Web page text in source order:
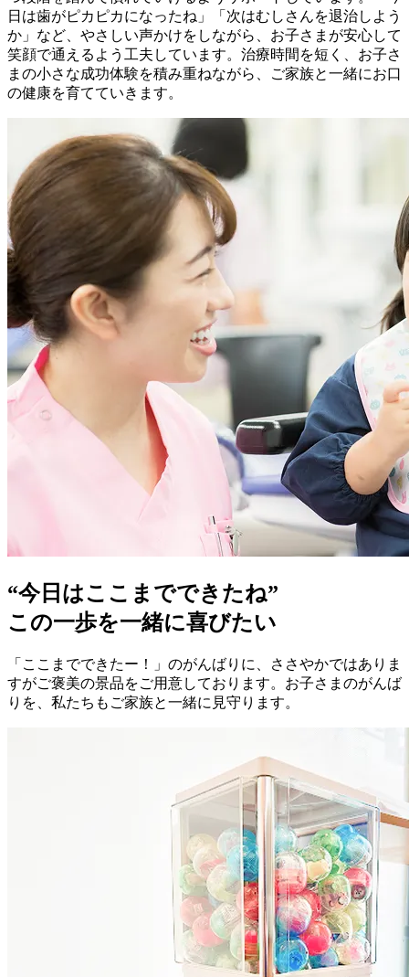
日は歯がピカピカになったね」「次はむしさんを退治しよう
か」など、やさしい声かけをしながら、お子さまが安心して
笑顔で通えるよう工夫しています。治療時間を短く、お子さ
まの小さな成功体験を積み重ねながら、ご家族と一緒にお口
の健康を育てていきます。
“今日はここまでできたね”
この一歩を一緒に喜びたい
「ここまでできたー！」のがんばりに、ささやかではありま
すがご褒美の景品をご用意しております。お子さまのがんば
りを、私たちもご家族と一緒に見守ります。